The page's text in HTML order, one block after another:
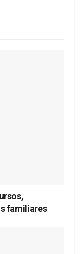
familiares